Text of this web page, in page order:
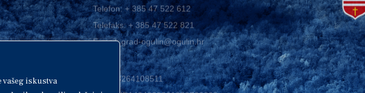
iskustva
Telefaks:+ 385 47 522 821
E-mail:grad-ogulin@ogulin.hr
OIB: 58264108511
IBAN: HR1424020061829700009